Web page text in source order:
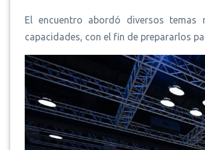
El encuentro abordó diversos
capacidades, con el fin de prepararlos